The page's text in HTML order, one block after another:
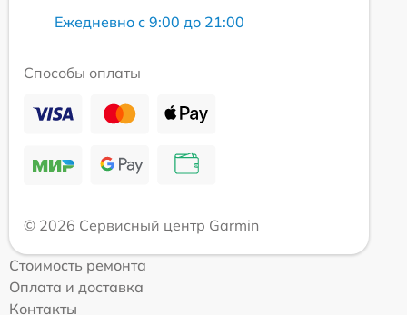
Ежедневно с 9:00 до 21:00
Способы оплаты
© 2026 Сервисный центр Garmin
Стоимость ремонта
Оплата и доставка
Контакты